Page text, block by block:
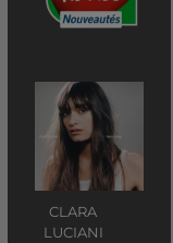
CLARA
LUCIANI